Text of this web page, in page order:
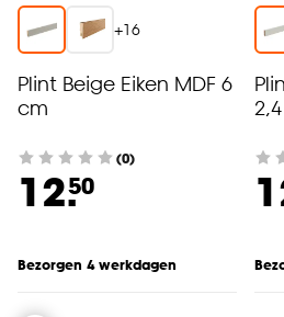
+16
Plint Beige Eiken MDF 6
cm
(0)
12.50
Bezorgen 4 werkdagen